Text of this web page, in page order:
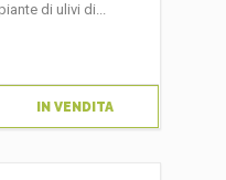
di ulivi di...
IN VENDITA